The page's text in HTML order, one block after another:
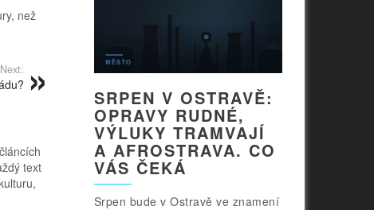
než
Next:
text
SRPEN V OSTRAVĚ:
OPRAVY RUDNÉ,
VÝLUKY TRAMVAJÍ
A AFROSTRAVA. CO
VÁS ČEKÁ
Srpen bude v Ostravě ve znamení